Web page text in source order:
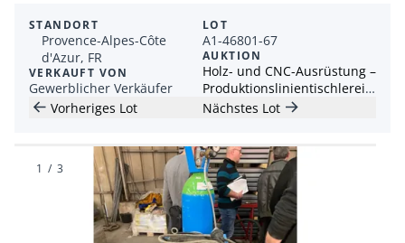
STANDORT
Provence-Alpes-Côte
d'Azur, FR
VERKAUFT VON
Gewerblicher Verkäufer
LOT
A1-46801-67
AUKTION
Holz- und CNC-Ausrüstung –
Produktionslinientischlerei,
Hobel, Mündel,
Vorheriges Lot Nächstes Lot
1 / 3